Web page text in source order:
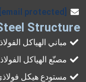
Structure
مباني الهياكل
مصنّع الهياكل
مستودع هيكل